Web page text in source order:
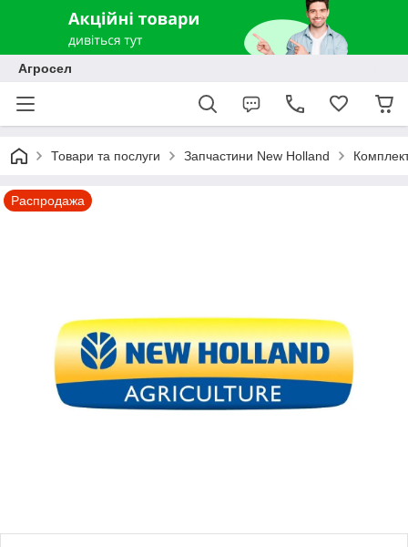
Агросел
Товари та послуги Запчастини New Holland
Распродажа